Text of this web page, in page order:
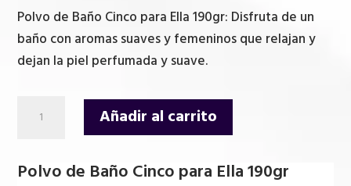
Polvo de Baño Cinco para Ella 190gr: Disfruta de un
baño con aromas suaves y femeninos que relajan y
dejan la piel perfumada y suave.
Cinco
Añadir al carrito
Polvo de Baño Cinco para Ella 190gr